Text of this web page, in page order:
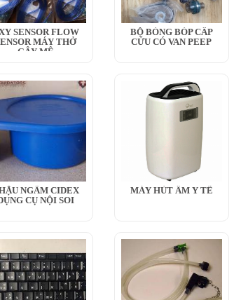
SENSOR FLOW
MÁY THỞ
GÂY MÊ
BỘ BÓNG BÓP CẤP
CỨU CÓ VAN PEEP
NGÂM CIDEX
CỤ NỘI SOI
MÁY HÚT ẨM Y TẾ